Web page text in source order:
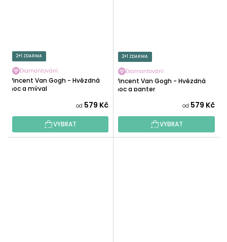
2+1 ZDARMA
Diamantování
Vincent Van Gogh - Hvězdná
noc a mýval
od 579 Kč
VYBRAT
2+1 ZDARMA
Diamantování
Vincent Van Gogh - Hvězdná
noc a panter
od 579 Kč
VYBRAT